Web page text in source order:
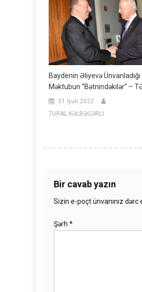
Baydenin Əliyevə Ünvanladığı
Məktubun “bətnindəkilər” –
01 İyun 2022
TURAL KƏLBƏCƏRLİ
Bir cavab yazın
Sizin e-poçt ünvanınız dərc
Şərh *